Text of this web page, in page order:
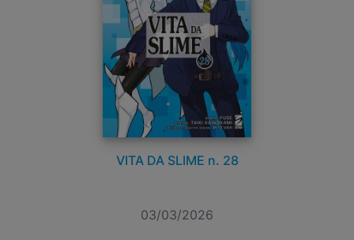
VITA DA SLIME n. 28
03/03/2026